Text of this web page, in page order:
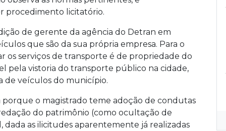
procedimento licitatório.
de gerente da agência do Detran em
que são da sua própria empresa. Para o
os serviços de transporte é de propriedade do
pela vistoria do transporte público na cidade,
de veículos do município.
porque o magistrado teme adoção de condutas
do patrimônio (como ocultação de
dada as ilicitudes aparentemente já realizadas